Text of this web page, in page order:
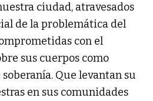
ciudad, atravesados
de la problemática del
con el
sus cuerpos como
Que levantan su
en sus comunidades